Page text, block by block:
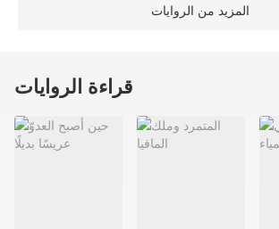
المزيد من الروايات
قراءة الروايات